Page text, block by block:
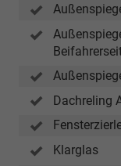
Dachreling
Klarglas